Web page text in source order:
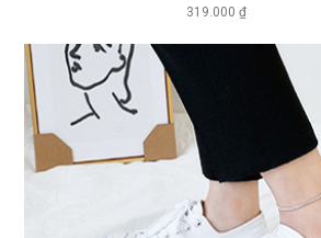
319.000 ₫